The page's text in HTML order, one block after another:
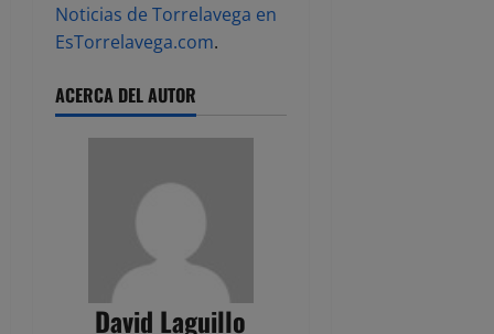
Noticias de Torrelavega en
EsTorrelavega.com.
ACERCA DEL AUTOR
David Laguillo